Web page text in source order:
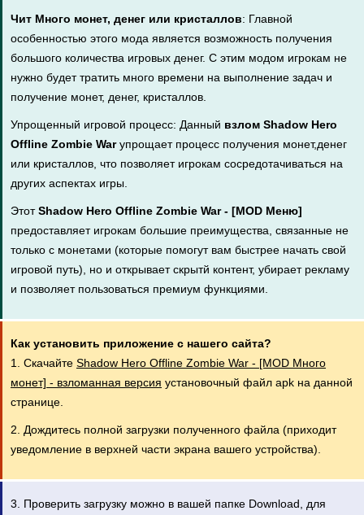
Чит Много монет, денег или кристаллов: Главной
особенностью этого мода является возможность получения
большого количества игровых денег. С этим модом игрокам не
нужно будет тратить много времени на выполнение задач и
получение монет, денег, кристаллов.
Упрощенный игровой процесс: Данный взлом Shadow Hero
Offline Zombie Warупрощает процесс получения монет,денег
или кристаллов, что позволяет игрокам сосредотачиваться на
других аспектах игры.
ЭтотShadow Hero Offline Zombie War - [MOD Меню]
предоставляет игрокам большие преимущества, связанные не
только с монетами (которые помогут вам быстрее начать свой
игровой путь), но и открывает скрытй контент, убирает рекламу
и позволяет пользоваться премиум функциями.
Как установить приложение с нашего сайта?
1. Скачайте Shadow Hero Offline Zombie War - [MOD Много
монет] - взломанная версия установочный файл apk на данной
странице.
2. Дождитесь полной загрузки полученного файла (приходит
уведомление в верхней части экрана вашего устройства).
3. Проверить загрузку можно в вашей папке Download, для